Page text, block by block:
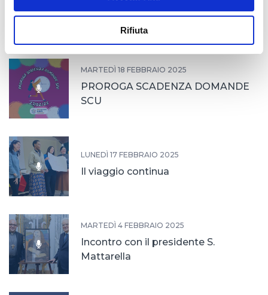
Rifiuta
Cerimonia in Quirinale
MARTEDÌ 18 FEBBRAIO 2025
PROROGA SCADENZA DOMANDE
SCU
LUNEDÌ 17 FEBBRAIO 2025
Il viaggio continua
MARTEDÌ 4 FEBBRAIO 2025
Incontro con il presidente S.
Mattarella